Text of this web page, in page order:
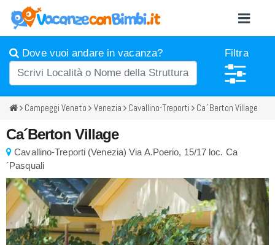
Dove vuoi andare in vacanza? Filtra
Campeggi Veneto Venezia Cavallino-Treporti Ca´Berton Village
Ca´Berton Village
Cavallino-Treporti (Venezia) Via A.Poerio, 15/17 loc. Ca
´Pasquali